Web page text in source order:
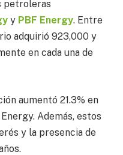
petroleras
y PBF Energy. Entre
adquirió 923,000 y
en cada una de
aumentó 21.3% en
Además, estos
y la presencia de